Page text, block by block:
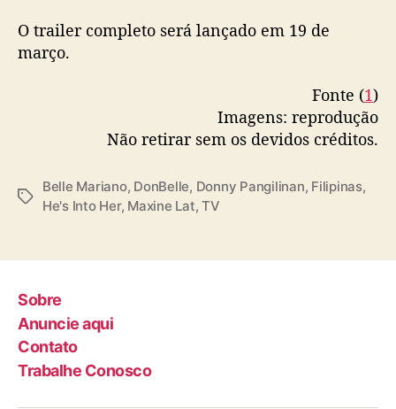
O trailer completo será lançado em 19 de
março.
Fonte (1)
Imagens: reprodução
Não retirar sem os devidos créditos.
T
Belle Mariano, DonBelle, Donny Pangilinan, Filipinas,
He's Into Her, Maxine Lat,TV
Sobre
Anuncie aqui
Contato
Trabalhe Conosco